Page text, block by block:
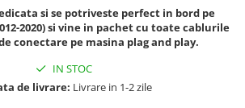
si se potriveste perfect in bord pe
2020) si vine in pachet cu toate cablurile
conectare pe masina plag and play.
IN STOC
de livrare: Livrare in 1-2 zile